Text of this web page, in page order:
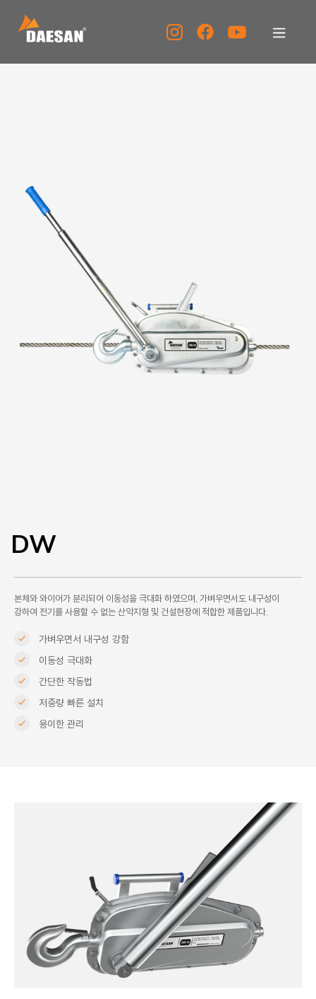
고객센터
홍보센터
KOR
DW
본체와 와이어가 분리되어 이동성을 극대화 하였으며, 가벼우면서도 내구성이
강하여 전기를 사용할 수 없는 산악지형 및 건설현장에 적합한 제품입니다.
가벼우면서 내구성 강함
이동성 극대화
간단한 작동법
저중량 빠른 설치
용이한 관리